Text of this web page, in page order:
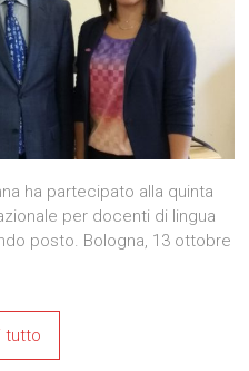
ha partecipato alla quinta
per docenti di lingua
posto. Bologna, 13 ottobre
tutto